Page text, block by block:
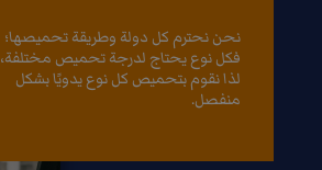
نحن نحترم كل دولة وطريقة تحميصها؛
فكل نوع يحتاج لدرجة تحميص مختلفة،
لذا نقوم بتحميص كل نوع يدويًا بشكل
منفصل.